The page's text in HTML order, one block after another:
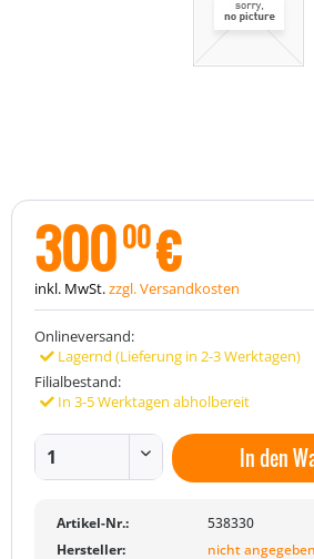
30000€
inkl. MwSt.zzgl. Versandkosten
Onlineversand:
Lagernd (Lieferung in 2-3 Werktagen)
Filialbestand:
In 3-5 Werktagen abholbereit
In den
Artikel-Nr.:
538330
Hersteller:
nicht angegeben